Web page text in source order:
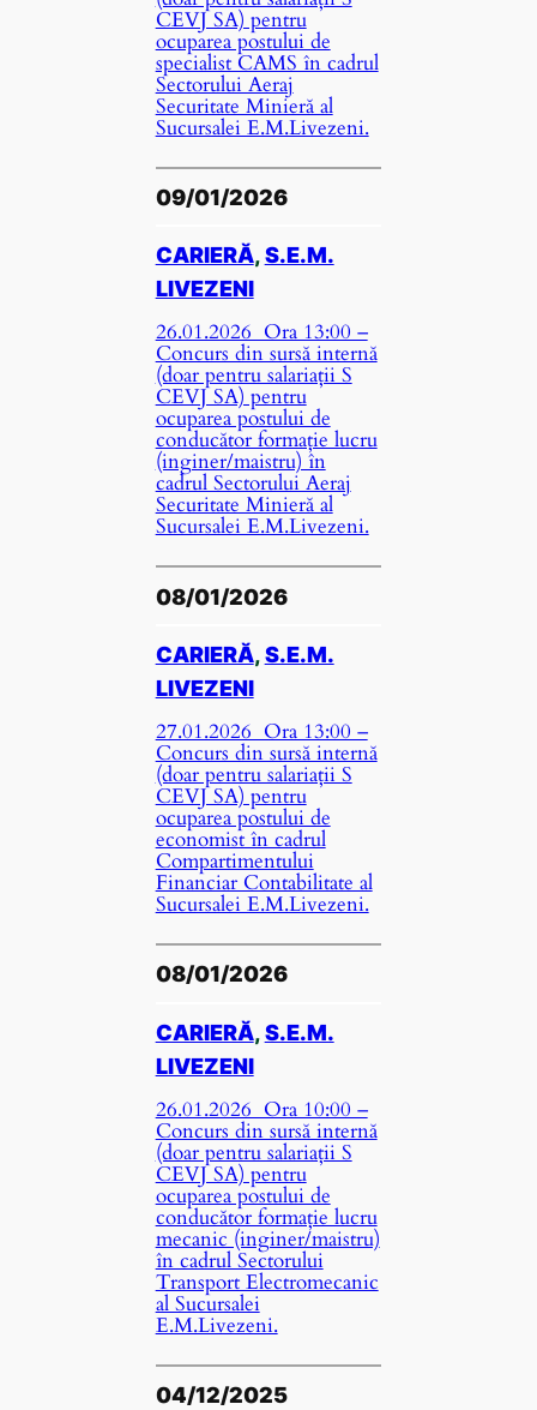
CEVJ SA) pentru
ocuparea postului de
specialist CAMS în cadrul
Sectorului Aeraj
Securitate Minieră al
Sucursalei E.M.Livezeni.
09/01/2026
CARIERĂ, S.E.M.
LIVEZENI
26.01.2026 Ora 13:00 –
Concurs din sursă internă
(doar pentru salariații S
CEVJ SA) pentru
ocuparea postului de
conducător formație lucru
(inginer/maistru) în
cadrul Sectorului Aeraj
Securitate Minieră al
Sucursalei E.M.Livezeni.
08/01/2026
CARIERĂ, S.E.M.
LIVEZENI
27.01.2026 Ora 13:00 –
Concurs din sursă internă
(doar pentru salariații S
CEVJ SA) pentru
ocuparea postului de
economist în cadrul
Compartimentului
Financiar Contabilitate al
Sucursalei E.M.Livezeni.
08/01/2026
CARIERĂ, S.E.M.
LIVEZENI
26.01.2026 Ora 10:00 –
Concurs din sursă internă
(doar pentru salariații S
CEVJ SA) pentru
ocuparea postului de
conducător formație lucru
mecanic (inginer/maistru)
în cadrul Sectorului
Transport Electromecanic
al Sucursalei
E.M.Livezeni.
04/12/2025